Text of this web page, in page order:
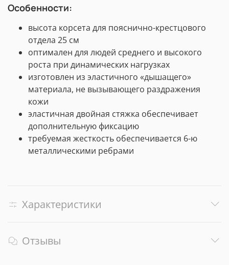
Особенности:
высота корсета для пояснично-крестцового
отдела 25 см
оптимален для людей среднего и высокого
роста при динамических нагрузках
изготовлен из эластичного «дышащего»
материала, не вызывающего раздражения
кожи
эластичная двойная стяжка обеспечивает
дополнительную фиксацию
требуемая жесткость обеспечивается 6-ю
металлическими ребрами
Характеристики
Отзывы